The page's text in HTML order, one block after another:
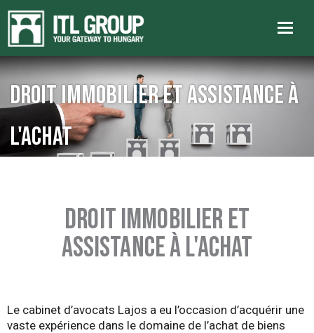
Droit immobilier et assistance à
l'achat
DROIT IMMOBILIER ET
ASSISTANCE À L'ACHAT
Le cabinet d’avocats Lajos a eu l’occasion d’acquérir une
vaste expérience dans le domaine de l’achat de biens